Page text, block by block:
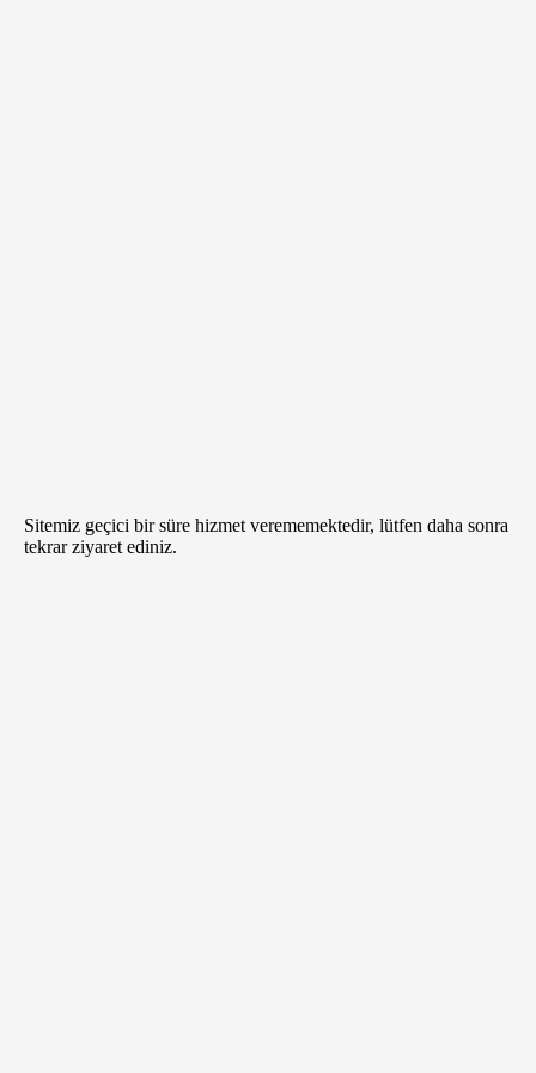
Sitemiz geçici bir süre hizmet verememektedir, lütfen daha sonra
tekrar ziyaret ediniz.